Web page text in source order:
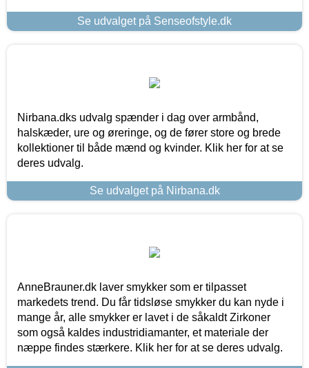
Se udvalget på Senseofstyle.dk
Nirbana.dks udvalg spænder i dag over armbånd,
halskæder, ure og øreringe, og de fører store og brede
kollektioner til både mænd og kvinder. Klik her for at se
deres udvalg.
Se udvalget på Nirbana.dk
AnneBrauner.dk laver smykker som er tilpasset
markedets trend. Du får tidsløse smykker du kan nyde i
mange år, alle smykker er lavet i de såkaldt Zirkoner
som også kaldes industridiamanter, et materiale der
næppe findes stærkere. Klik her for at se deres udvalg.